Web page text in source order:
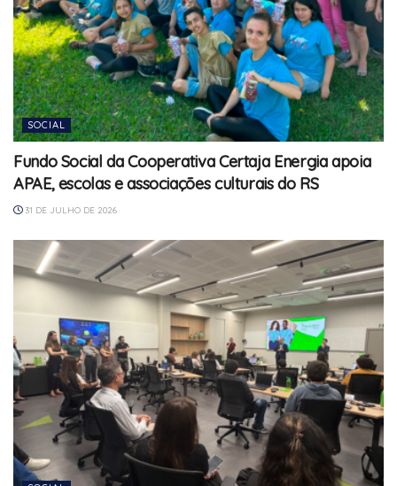
SOCIAL
Fundo Social da Cooperativa Certaja Energia apoia
APAE, escolas e associações culturais do RS
31 DE JULHO DE 2026